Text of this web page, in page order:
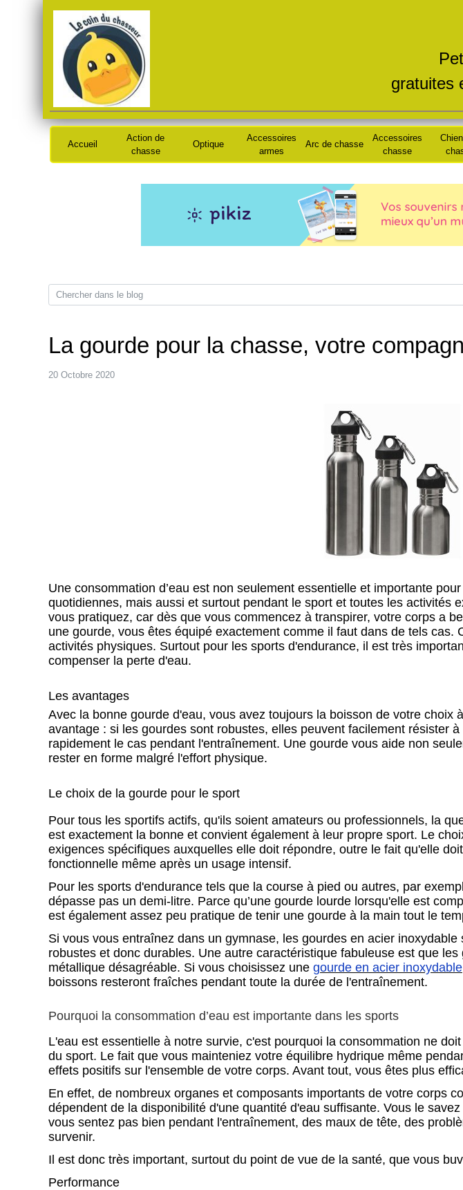
gratuites
Accueil
Action de
chasse
Optique
Accessoires
armes
Arc de chasse
Accessoires
chasse
La gourde pour la chasse, votre
20 Octobre 2020
Une consommation d’eau est non seulement essentielle et importante
quotidiennes, mais aussi et surtout pendant le sport et toutes les activités
vous pratiquez, car dès que vous commencez à transpirer, votre corps a
une gourde, vous êtes équipé exactement comme il faut dans de tels cas.
activités physiques. Surtout pour les sports d'endurance, il est très
compenser la perte d'eau.
Les avantages
Avec la bonne gourde d'eau, vous avez toujours la boisson de votre choix
avantage : si les gourdes sont robustes, elles peuvent facilement résister
rapidement le cas pendant l'entraînement. Une gourde vous aide non
rester en forme malgré l'effort physique.
Le choix de la gourde pour le sport
Pour tous les sportifs actifs, qu'ils soient amateurs ou professionnels, la
est exactement la bonne et convient également à leur propre sport. Le
exigences spécifiques auxquelles elle doit répondre, outre le fait qu'elle
fonctionnelle même après un usage intensif.
Pour les sports d'endurance tels que la course à pied ou autres, par
dépasse pas un demi-litre. Parce qu’une gourde lourde lorsqu'elle est
est également assez peu pratique de tenir une gourde à la main tout le
Si vous vous entraînez dans un gymnase, les gourdes en acier
robustes et donc durables. Une autre caractéristique fabuleuse est que
métallique désagréable. Si vous choisissez une gourde en acier inoxydable
boissons resteront fraîches pendant toute la durée de l'entraînement.
Pourquoi la consommation d’eau est importante dans les sports
L'eau est essentielle à notre survie, c'est pourquoi la consommation ne
du sport. Le fait que vous mainteniez votre équilibre hydrique même
effets positifs sur l'ensemble de votre corps. Avant tout, vous êtes plus
En effet, de nombreux organes et composants importants de votre corps
dépendent de la disponibilité d'une quantité d'eau suffisante. Vous le
vous sentez pas bien pendant l'entraînement, des maux de tête, des
survenir.
Il est donc très important, surtout du point de vue de la santé, que vous
Performance